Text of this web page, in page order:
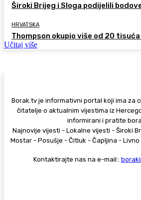
Široki Brijeg i Sloga podijelili
HRVATSKA
Thompson okupio više od 20
Učitaj više
Borak.tv je informativni portal koji ima za
čitatelje o aktualnim vijestima iz
informirani i pratite
Najnovije vijesti - Lokalne vijesti - Široki
Mostar - Posušje - Čitluk - Čapljina -
Kontaktirajte nas na e-mail::